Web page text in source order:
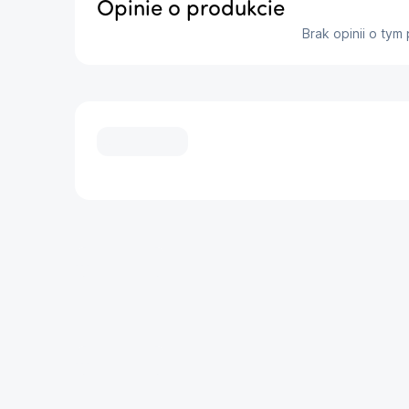
Złącze USB
Opinie o produkcie
Brak opinii o tym